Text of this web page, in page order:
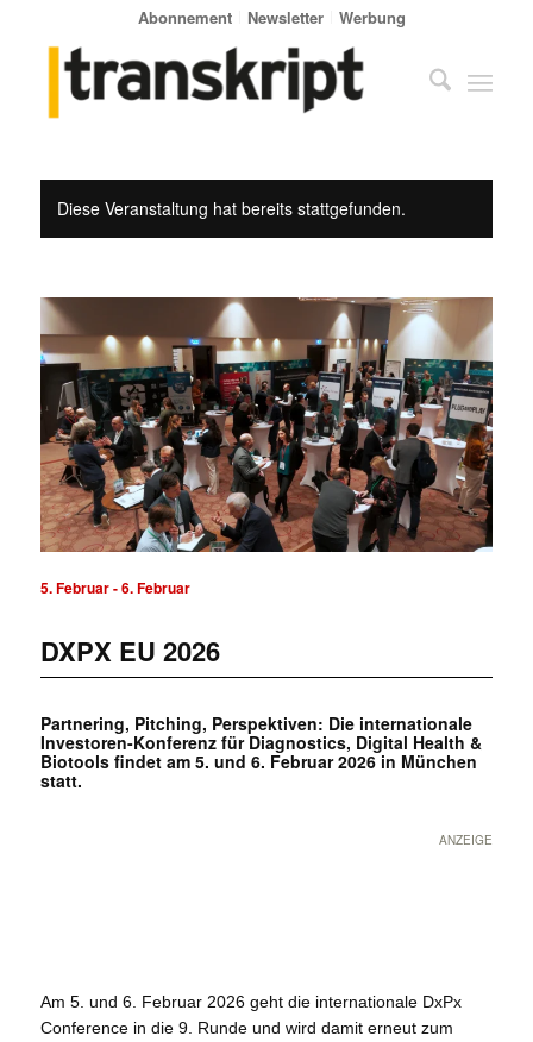
Abonnement Newsletter Werbung
Diese Veranstaltung hat bereits stattgefunden.
5. Februar-6. Februar
DXPX EU 2026
Partnering, Pitching, Perspektiven: Die internationale
Investoren-Konferenz für Diagnostics, Digital Health &
Biotools findet am 5. und 6. Februar 2026 in München
statt.
ANZEIGE
Am 5. und 6. Februar 2026 geht die internationale DxPx
Conference in die 9. Runde und wird damit erneut zum